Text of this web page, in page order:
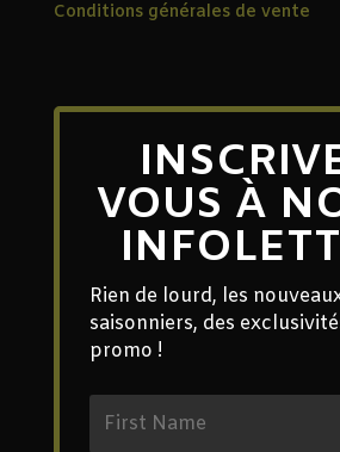
Conditions générales de vente
VOUS À
Rien de lourd, les
saisonniers, des
promo !